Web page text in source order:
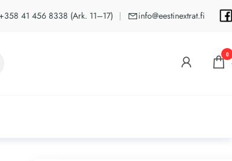
+358 41 456 8338 (Ark. 11–17) | info@eestinextrat.fi
0